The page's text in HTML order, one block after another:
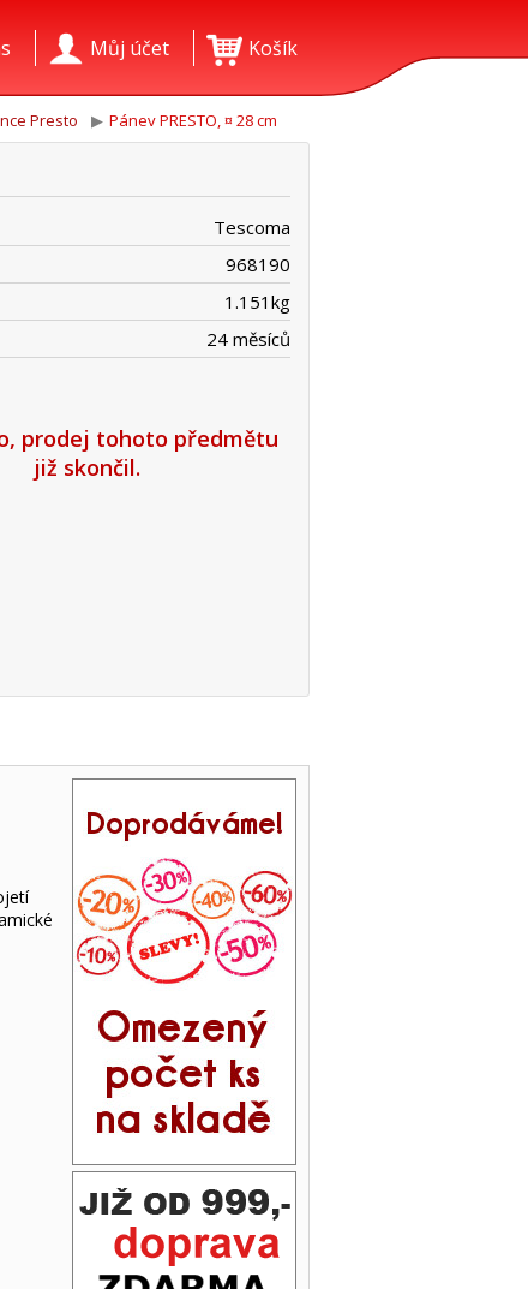
Košík
Můj účet
Presto Pánev PRESTO, ¤ 28 cm
Tescoma
968190
1.151 kg
24 měsíců
prodej tohoto předmětu
již skončil.